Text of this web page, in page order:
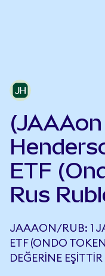
ETF
Rus
JAAAON/RUB: 1
ETF (ONDO
DEĞERINE EŞITTIR